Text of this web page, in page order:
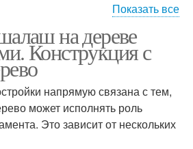
условиях
Крепости из одеял
Показать все
на дереве
Конструкция с
напрямую связана с тем,
может исполнять роль
Это зависит от нескольких